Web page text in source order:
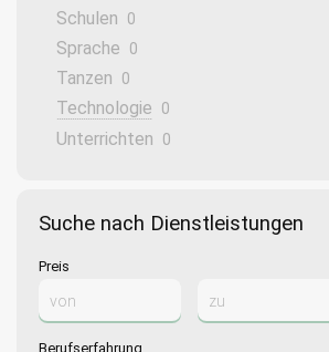
Schulen 0
Sprache 0
Tanzen 0
Technologie 0
Unterrichten 0
Suche nach Dienstleistungen
Preis
Berufserfahrung